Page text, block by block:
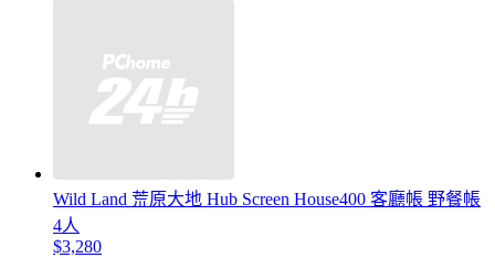
Wild Land 荒原大地 Hub Screen House400 客廳帳 野餐帳
4人
$3,280